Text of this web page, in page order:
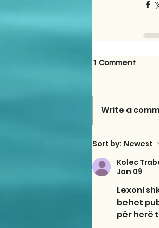
1 Comment
Write a
Sort by: Newest
Kolec
Jan 09
Lexoni
behet
për herë